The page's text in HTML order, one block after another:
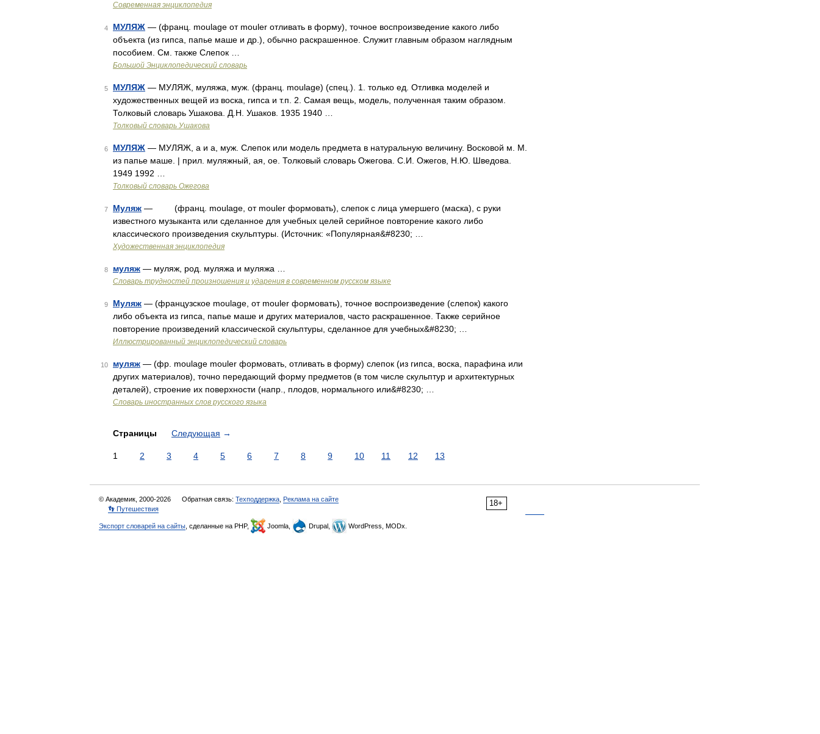
Современная энциклопедия
4 МУЛЯЖ — (франц. moulage от mouler отливать в форму), точное воспроизведение какого либо
объекта (из гипса, папье маше и др.), обычно раскрашенное. Служит главным образом наглядным
пособием. См. также Слепок …
Большой Энциклопедический словарь
5 МУЛЯЖ — МУЛЯЖ, муляжа, муж. (франц. moulage) (спец.). 1. только ед. Отливка моделей и
художественных вещей из воска, гипса и т.п. 2. Самая вещь, модель, полученная таким образом.
Толковый словарь Ушакова. Д.Н. Ушаков. 1935 1940 …
Толковый словарь Ушакова
6 МУЛЯЖ — МУЛЯЖ, а и а, муж. Слепок или модель предмета в натуральную величину. Восковой м. М.
из папье маше. | прил. муляжный, ая, ое. Толковый словарь Ожегова. С.И. Ожегов, Н.Ю. Шведова.
1949 1992 …
Толковый словарь Ожегова
7 Муляж — (франц. moulage, от mouler формовать), слепок с лица умершего (маска), с руки
известного музыканта или сделанное для учебных целей серийное повторение какого либо
классического произведения скульптуры. (Источник: «Популярная&#8230; …
Художественная энциклопедия
8 муляж — муляж, род. муляжа и муляжа …
Словарь трудностей произношения и ударения в современном русском языке
9 Муляж — (французское moulage, от mouler формовать), точное воспроизведение (слепок) какого
либо объекта из гипса, папье маше и других материалов, часто раскрашенное. Также серийное
повторение произведений классической скульптуры, сделанное для учебных&#8230; …
Иллюстрированный энциклопедический словарь
10 муляж — (фр. moulage mouler формовать, отливать в форму) слепок (из гипса, воска, парафина или
других материалов), точно передающий форму предметов (в том числе скульптур и архитектурных
деталей), строение их поверхности (напр., плодов, нормального или&#8230; …
Словарь иностранных слов русского языка
Страницы Следующая →
1 2 3 4 5 6 7 8 9 10 11 12 13
18+
© Академик, 2000-2026 Обратная связь: Техподдержка Реклама на сайте
👣 Путешествия
Экспорт словарей на сайты , сделанные на PHP, Joomla, Drupal, WordPress, MODx.